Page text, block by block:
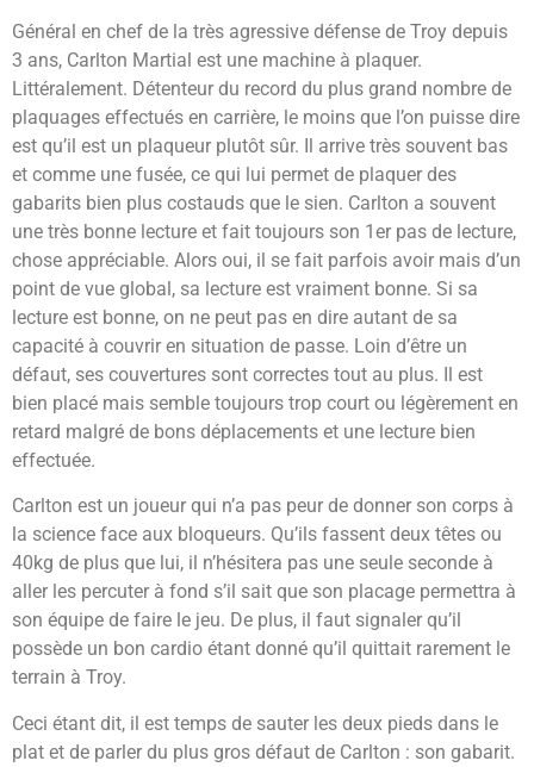
Général en chef de la très agressive défense de Troy depuis
3 ans, Carlton Martial est une machine à plaquer.
Littéralement. Détenteur du record du plus grand nombre de
plaquages effectués en carrière, le moins que l’on puisse dire
est qu’il est un plaqueur plutôt sûr. Il arrive très souvent bas
et comme une fusée, ce qui lui permet de plaquer des
gabarits bien plus costauds que le sien. Carlton a souvent
une très bonne lecture et fait toujours son 1er pas de lecture,
chose appréciable. Alors oui, il se fait parfois avoir mais d’un
point de vue global, sa lecture est vraiment bonne. Si sa
lecture est bonne, on ne peut pas en dire autant de sa
capacité à couvrir en situation de passe. Loin d’être un
défaut, ses couvertures sont correctes tout au plus. Il est
bien placé mais semble toujours trop court ou légèrement en
retard malgré de bons déplacements et une lecture bien
effectuée.
Carlton est un joueur qui n’a pas peur de donner son corps à
la science face aux bloqueurs. Qu’ils fassent deux têtes ou
40kg de plus que lui, il n’hésitera pas une seule seconde à
aller les percuter à fond s’il sait que son placage permettra à
son équipe de faire le jeu. De plus, il faut signaler qu’il
possède un bon cardio étant donné qu’il quittait rarement le
terrain à Troy.
Ceci étant dit, il est temps de sauter les deux pieds dans le
plat et de parler du plus gros défaut de Carlton : son gabarit.